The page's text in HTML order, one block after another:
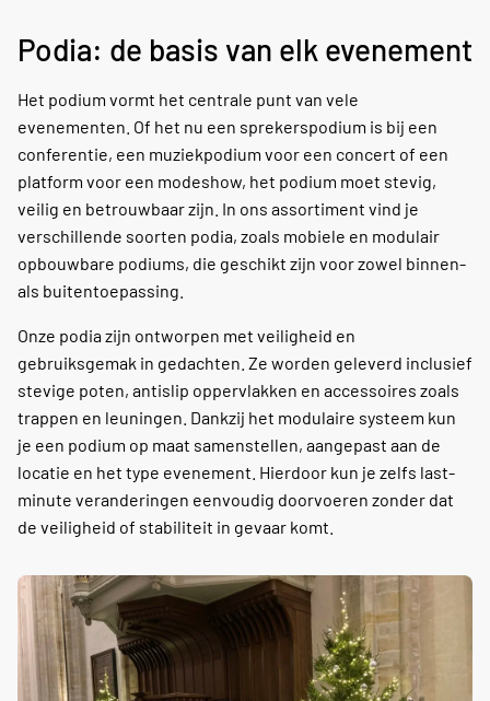
Podia: de basis van elk evenement
Het podium vormt het centrale punt van vele
evenementen. Of het nu een sprekerspodium is bij een
conferentie, een muziekpodium voor een concert of een
platform voor een modeshow, het podium moet stevig,
veilig en betrouwbaar zijn. In ons assortiment vind je
verschillende soorten podia, zoals mobiele en modulair
opbouwbare podiums, die geschikt zijn voor zowel binnen-
als buitentoepassing.
Onze podia zijn ontworpen met veiligheid en
gebruiksgemak in gedachten. Ze worden geleverd inclusief
stevige poten, antislip oppervlakken en accessoires zoals
trappen en leuningen. Dankzij het modulaire systeem kun
je een podium op maat samenstellen, aangepast aan de
locatie en het type evenement. Hierdoor kun je zelfs last-
minute veranderingen eenvoudig doorvoeren zonder dat
de veiligheid of stabiliteit in gevaar komt.